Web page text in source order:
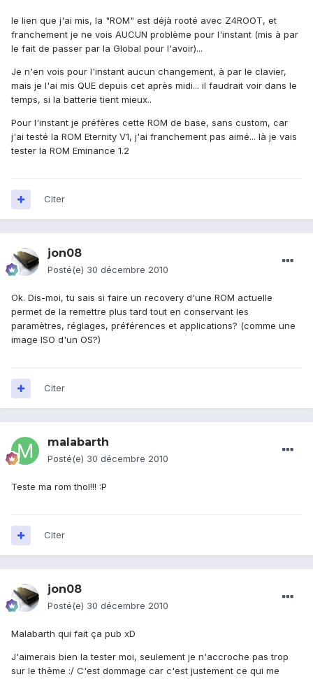
le lien que j'ai mis, la "ROM" est déjà rooté avec Z4ROOT, et
franchement je ne vois AUCUN problème pour l'instant (mis à par
le fait de passer par la Global pour l'avoir)...
Je n'en vois pour l'instant aucun changement, à par le clavier,
mais je l'ai mis QUE depuis cet après midi... il faudrait voir dans le
temps, si la batterie tient mieux..
Pour l'instant je préfères cette ROM de base, sans custom, car
j'ai testé la ROM Eternity V1, j'ai franchement pas aimé... là je vais
tester la ROM Eminance 1.2
Citer
jon08
Posté(e) 30 décembre 2010
Ok. Dis-moi, tu sais si faire un recovery d'une ROM actuelle
permet de la remettre plus tard tout en conservant les
paramètres, réglages, préférences et applications? (comme une
image ISO d'un OS?)
Citer
malabarth
Posté(e) 30 décembre 2010
Teste ma rom thol!!! :P
Citer
jon08
Posté(e) 30 décembre 2010
Malabarth qui fait ça pub xD
J'aimerais bien la tester moi, seulement je n'accroche pas trop
sur le thème :/ C'est dommage car c'est justement ce qui me